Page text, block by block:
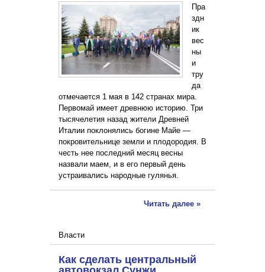
Пра
здн
ик
вес
ны
и
тру
да
отмечается 1 мая в 142 странах мира.
Первомай имеет древнюю историю. Три
тысячелетия назад жители Древней
Италии поклонялись богине Майе —
покровительнице земли и плодородия. В
честь нее последний месяц весны
назвали маем, и в его первый день
устраивались народные гулянья.
Читать далее »
Власти
Как сделать центральный